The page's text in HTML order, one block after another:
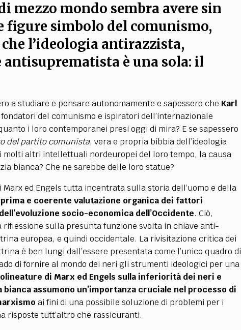
mezzo mondo sembra avere sin
figure simbolo del comunismo,
l’ideologia antirazzista,
è una sola: il
a studiare e pensare autonomamente e sapessero che Karl
del comunismo e ispiratori dell’internazionale
i loro contemporanei presi oggi di mira? E se sapessero
del partito comunista, vera e propria bibbia dell’ideologia
altri intellettuali nordeuropei del loro tempo, la causa
bianca? Che ne sarebbe delle loro statue?
Marx ed Engels tutta incentrata sulla storia dell’uomo e della
e coerente valutazione organica dei fattori
socio-economica dell’Occidente. Ciò,
sulla presunta funzione svolta in chiave anti-
europea, e quindi occidentale. La rivisitazione critica dei
è ben lungi dall’essere presentata come l’unico quadro di
di fornire al mondo dei neri gli strumenti ideologici per una
di Marx ed Engels sulla inferiorità dei neri e
assumono un’importanza cruciale nel processo di
ai fini di una possibile soluzione di problemi per i
risposte tutt’altro che rassicuranti.